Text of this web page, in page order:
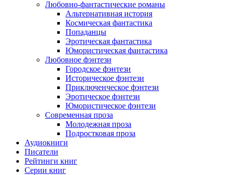
Любовно-фантастические романы
Альтернативная история
Космическая фантастика
Попаданцы
Эротическая фантастика
Юмористическая фантастика
Любовное фэнтези
Городское фэнтези
Историческое фэнтези
Приключенческое фэнтези
Эротическое фэнтези
Юмористическое фэнтези
Современная проза
Молодежная проза
Подростковая проза
Аудиокниги
Писатели
Рейтинги книг
Серии книг